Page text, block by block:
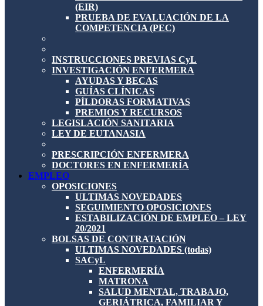
(EIR)
PRUEBA DE EVALUACIÓN DE LA
COMPETENCIA (PEC)
INSTRUCCIONES PREVIAS CyL
INVESTIGACIÓN ENFERMERA
AYUDAS Y BECAS
GUÍAS CLÍNICAS
PÍLDORAS FORMATIVAS
PREMIOS Y RECURSOS
LEGISLACIÓN SANITARIA
LEY DE EUTANASIA
PRESCRIPCIÓN ENFERMERA
DOCTORES EN ENFERMERÍA
EMPLEO
OPOSICIONES
ULTIMAS NOVEDADES
SEGUIMIENTO OPOSICIONES
ESTABILIZACIÓN DE EMPLEO – LEY
20/2021
BOLSAS DE CONTRATACIÓN
ULTIMAS NOVEDADES (todas)
SACyL
ENFERMERÍA
MATRONA
SALUD MENTAL, TRABAJO,
GERIÁTRICA, FAMILIAR Y